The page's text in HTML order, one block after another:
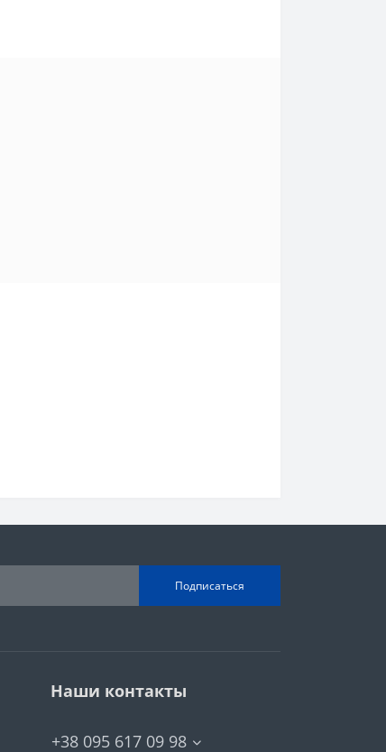
Подписаться
Наши контакты
+38 095 617 09 98